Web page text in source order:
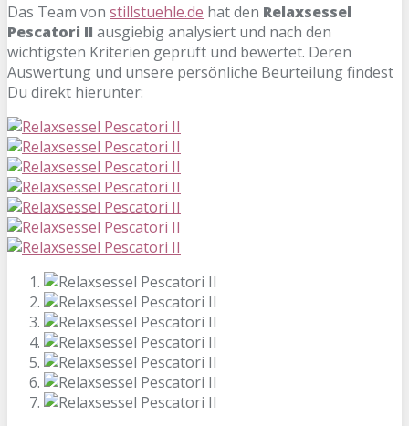
Das Team von stillstuehle.de hat den Relaxsessel
Pescatori II ausgiebig analysiert und nach den
wichtigsten Kriterien geprüft und bewertet. Deren
Auswertung und unsere persönliche Beurteilung findest
Du direkt hierunter: